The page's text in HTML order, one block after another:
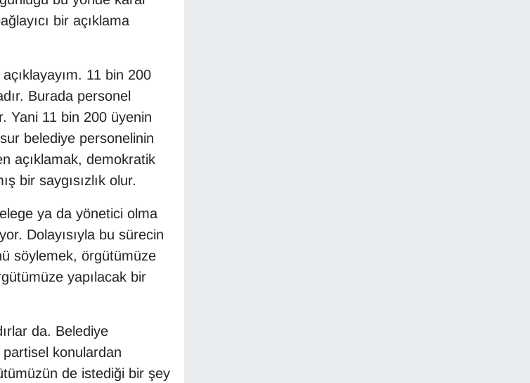
bir açıklama
11 bin 200
Burada personel
Yani 11 bin 200 üyenin
belediye personelinin
açıklamak, demokratik
bir saygısızlık olur.
ya da yönetici olma
Dolayısıyla bu sürecin
söylemek, örgütümüze
yapılacak bir
da. Belediye
partisel konulardan
de istediği bir şey